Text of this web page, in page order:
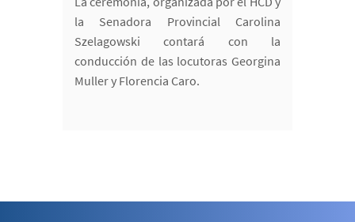
la Senadora Provincial Carolina
Szelagowski contará con la
conducción de las locutoras Georgina
Muller y Florencia Caro.